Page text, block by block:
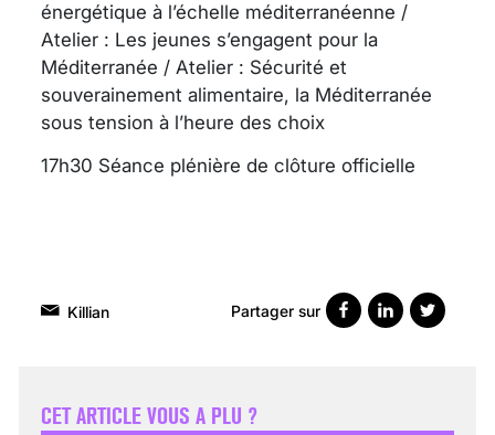
énergétique à l’échelle méditerranéenne /
Atelier : Les jeunes s’engagent pour la
Méditerranée / Atelier : Sécurité et
souverainement alimentaire, la Méditerranée
sous tension à l’heure des choix
17h30 Séance plénière de clôture officielle
Killian Partager sur
CET ARTICLE VOUS A PLU ?